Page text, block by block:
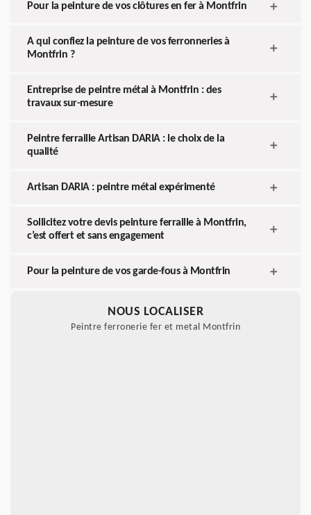
Pour la peinture de vos clôtures en fer à Montfrin
A qui confiez la peinture de vos ferronneries à
Montfrin ?
Entreprise de peintre métal à Montfrin : des
travaux sur-mesure
Peintre ferraille Artisan DARIA : le choix de la
qualité
Artisan DARIA : peintre métal expérimenté
Sollicitez votre devis peinture ferraille à Montfrin,
c’est offert et sans engagement
Pour la peinture de vos garde-fous à Montfrin
NOUS LOCALISER
Peintre ferronerie fer et metal Montfrin